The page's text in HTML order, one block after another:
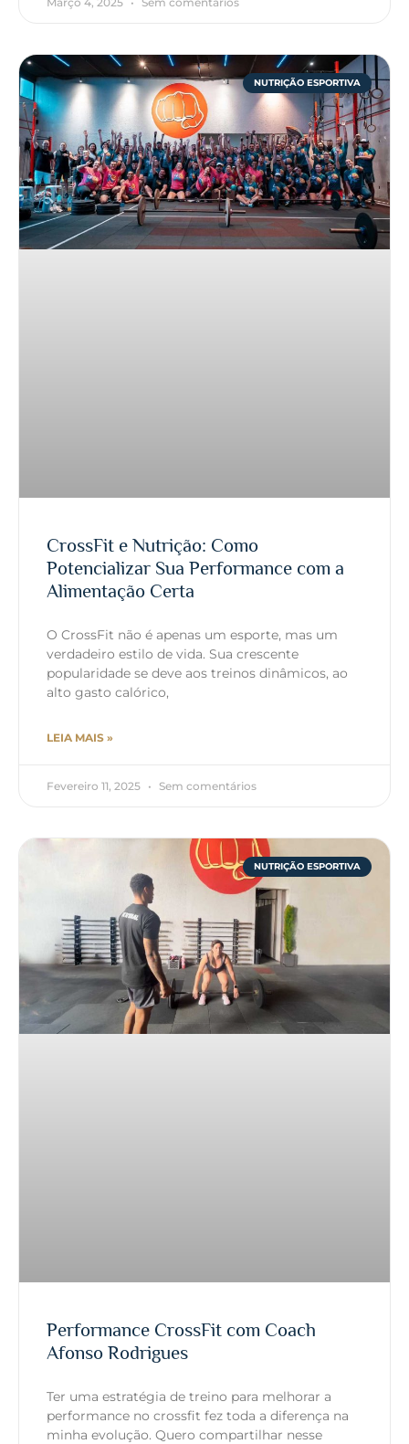
NUTRIÇÃO ESPORTIVA
CrossFit e Nutrição: Como
Potencializar Sua Performance com a
Alimentação Certa
O CrossFit não é apenas um esporte, mas um
verdadeiro estilo de vida. Sua crescente
popularidade se deve aos treinos dinâmicos, ao
alto gasto calórico,
LEIA MAIS »
Fevereiro 11, 2025 Sem comentários
NUTRIÇÃO ESPORTIVA
Performance CrossFit com Coach
Afonso Rodrigues
Ter uma estratégia de treino para melhorar a
performance no crossfit fez toda a diferença na
minha evolução. Quero compartilhar nesse